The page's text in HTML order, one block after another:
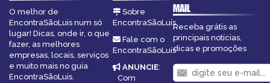
O melhor de
EncontraSãoLuis num só
lugar! Dicas, onde ir, o que
fazer, as melhores
empresas, locais, serviços
e muito mais no guia
EncontraSãoLuis.
Sobre
EncontraSãoLuís
Fale com o
EncontraSãoLuís
ANUNCIE:
Com
MAIL
Receba grátis as
principais notícias,
dicas e promoções